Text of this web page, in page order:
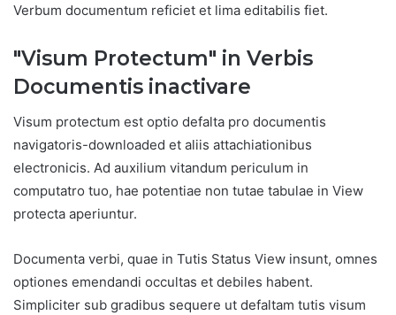
Verbum documentum reficiet et lima editabilis fiet.
"Visum Protectum" in Verbis
Documentis inactivare
Visum protectum est optio defalta pro documentis
navigatoris-downloaded et aliis attachiationibus
electronicis. Ad auxilium vitandum periculum in
computatro tuo, hae potentiae non tutae tabulae in View
protecta aperiuntur.
Documenta verbi, quae in Tutis Status View insunt, omnes
optiones emendandi occultas et debiles habent.
Simpliciter sub gradibus sequere ut defaltam tutis visum